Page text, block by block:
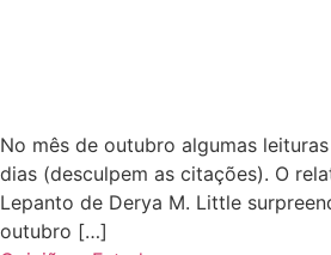
No mês de outubro algumas
dias (desculpem as citações). O
Lepanto de Derya M. Little
outubro […]